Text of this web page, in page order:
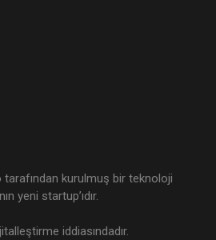
- IV. Ticaret Hukuku
kurulmuş bir teknoloji
yeni startup’ıdır.
iddiasındadır.